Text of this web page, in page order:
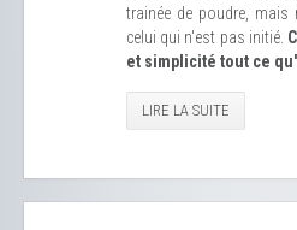
trainée de poudre,
celui qui n'est pas initié.
et simplicité tout ce
LIRE LA SUITE